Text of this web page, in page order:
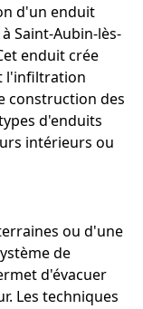
d'un enduit
Saint-Aubin-lès-
enduit crée
l'infiltration
construction des
d'enduits
intérieurs ou
ou d'une
de
d'évacuer
Les techniques